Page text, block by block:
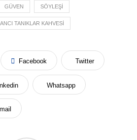
GÜVEN SÖYLEŞI
TANIKLAR KAHVESI
Facebook Twitter
Whatsapp